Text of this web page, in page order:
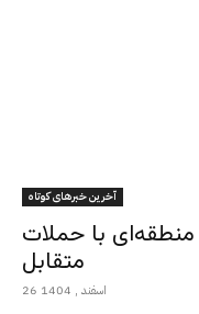
آخرین خبرهای کوتاه
با حملات
متقابل
26 اسفند , 1404